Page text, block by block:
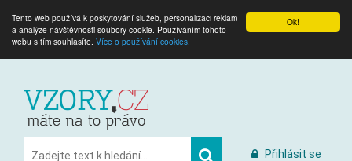
Ok!
Tento web používá k poskytování služeb, personalizaci reklam
a analýze návštěvnosti soubory cookie. Používáním tohoto
webu s tím souhlasíte. Více o používání cookies.
Přihlásit se